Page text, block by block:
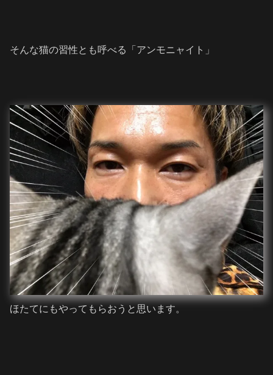
そんな猫の習性とも呼べる「アンモニャイト」
ほたてにもやってもらおうと思います。